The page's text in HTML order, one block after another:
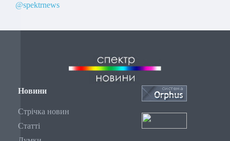
@spektrnews
Новини
Стрічка новин
Статті